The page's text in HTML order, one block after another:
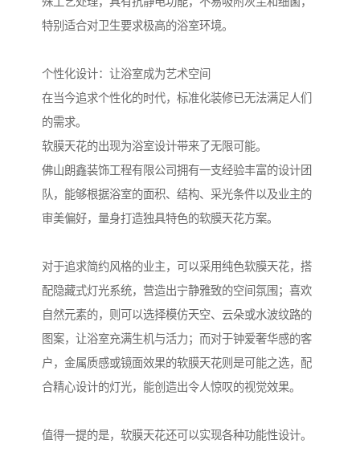
特别适合对卫生要求极高的浴室环境。
个性化设计：让浴室成为艺术空间
在当今追求个性化的时代，标准化装修已无法满足人们
的需求。
软膜天花的出现为浴室设计带来了无限可能。
佛山朗鑫装饰工程有限公司拥有一支经验丰富的设计团
队，能够根据浴室的面积、结构、采光条件以及业主的
审美偏好，量身打造独具特色的软膜天花方案。
对于追求简约风格的业主，可以采用纯色软膜天花，搭
配隐藏式灯光系统，营造出宁静雅致的空间氛围；喜欢
自然元素的，则可以选择模仿天空、云朵或水波纹路的
图案，让浴室充满生机与活力；而对于钟爱奢华感的客
户，金属质感或镜面效果的软膜天花则是可能之选，配
合精心设计的灯光，能创造出令人惊叹的视觉效果。
值得一提的是，软膜天花还可以实现各种功能性设计。